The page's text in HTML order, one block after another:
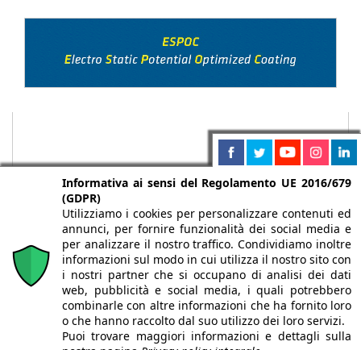
Chi siamo Autori Per la tua pubblicità
Iscriviti alla
newsletter
Informativa ai sensi del Regolamento UE 2016/679
(GDPR)
Utilizziamo i cookies per personalizzare contenuti ed
annunci, per fornire funzionalità dei social media e
per analizzare il nostro traffico. Condividiamo inoltre
informazioni sul modo in cui utilizza il nostro sito con
i nostri partner che si occupano di analisi dei dati
web, pubblicità e social media, i quali potrebbero
combinarle con altre informazioni che ha fornito loro
o che hanno raccolto dal suo utilizzo dei loro servizi.
Puoi trovare maggiori informazioni e dettagli sulla